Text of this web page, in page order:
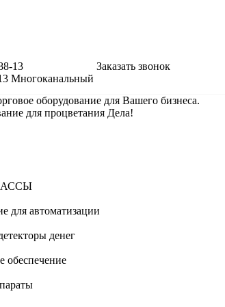
13
Многоканальный
Заказать звонок
для процветания Дела!
для автоматизации
денег
обеспечение